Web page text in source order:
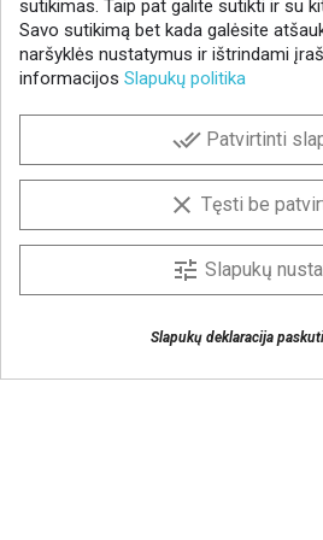
Gaukite geriausius
Prenumeruokite naujienlaiškį ir visada
Sutinku, kad mano duomenys būtų
sutikimas. Taip pat galite sutikti ir su
Savo sutikimą bet kada galėsite
naršyklės nustatymus ir ištrindami
informacijos Slapukų politika
done_all Patvirtinti
clear Tęsti be
tune Slapukų
Slapukų deklaracija